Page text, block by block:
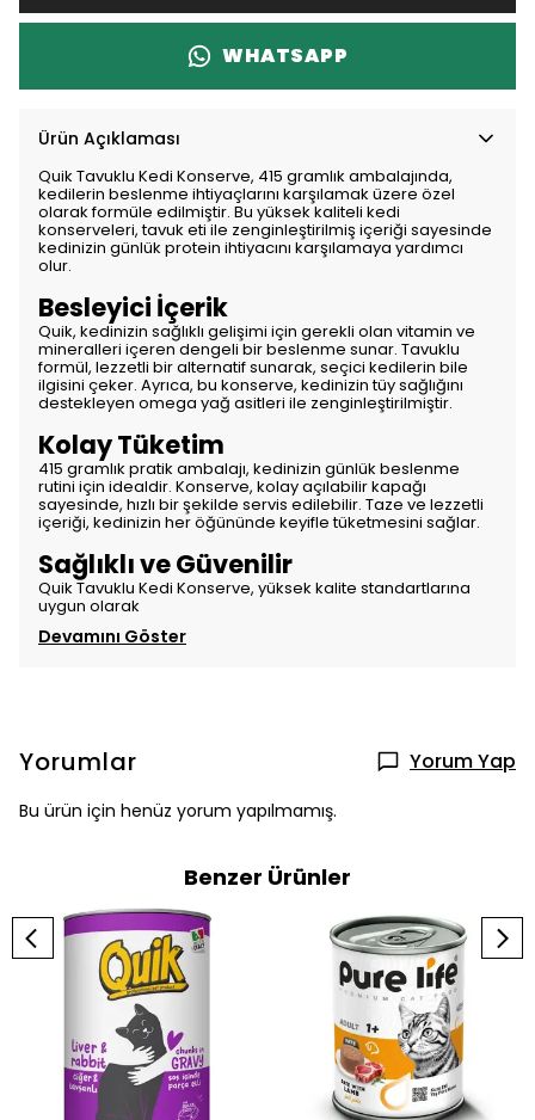
WHATSAPP
Ürün Açıklaması
Quik Tavuklu Kedi Konserve, 415 gramlık ambalajında,
kedilerin beslenme ihtiyaçlarını karşılamak üzere özel
olarak formüle edilmiştir. Bu yüksek kaliteli kedi
konserveleri, tavuk eti ile zenginleştirilmiş içeriği sayesinde
kedinizin günlük protein ihtiyacını karşılamaya yardımcı
olur.
Besleyici İçerik
Quik, kedinizin sağlıklı gelişimi için gerekli olan vitamin ve
mineralleri içeren dengeli bir beslenme sunar. Tavuklu
formül, lezzetli bir alternatif sunarak, seçici kedilerin bile
ilgisini çeker. Ayrıca, bu konserve, kedinizin tüy sağlığını
destekleyen omega yağ asitleri ile zenginleştirilmiştir.
Kolay Tüketim
415 gramlık pratik ambalajı, kedinizin günlük beslenme
rutini için idealdir. Konserve, kolay açılabilir kapağı
sayesinde, hızlı bir şekilde servis edilebilir. Taze ve lezzetli
içeriği, kedinizin her öğününde keyifle tüketmesini sağlar.
Sağlıklı ve Güvenilir
Quik Tavuklu Kedi Konserve, yüksek kalite standartlarına
uygun olarak
Devamını Göster
Yorumlar Yorum Yap
Bu ürün için henüz yorum yapılmamış.
Benzer Ürünler